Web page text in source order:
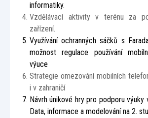
informatiky.
Vzdělávací aktivity v terénu za
zařízení.
Využívání ochranných sáčků s
možnost regulace používání
výuce
Strategie omezování mobilních
i v zahraničí
Návrh únikové hry pro podporu výuky
Data, informace a modelování na 2.